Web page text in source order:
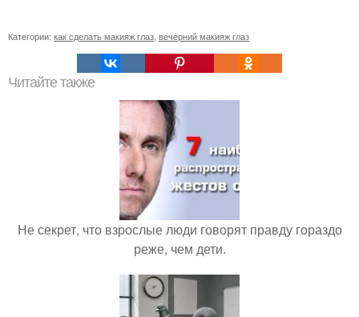
Категории: как сделать макияж глаз вечерний макияж глаз
Читайте также
Не секрет, что взрослые люди говорят правду гораздо
реже, чем дети.